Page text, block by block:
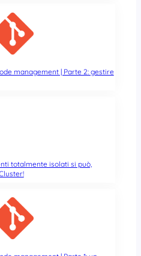
management | Parte 2: gestire
totalmente isolati si può,